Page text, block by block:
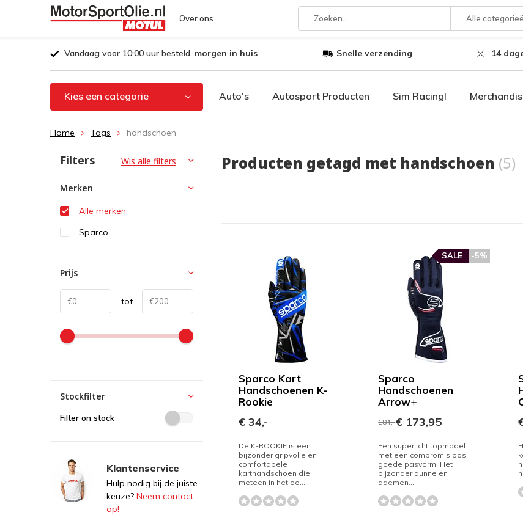
Over ons Alle
Vandaag voor 10:00 uur besteld, morgen in huis Snelle verzending 14
Kies een categorie Auto's Autosport Producten Sim Racing!
Home Tags handschoen
Producten getagd met handschoen (5)
Sparco Kart
Handschoenen K-
Rookie
€ 34,-
De K-ROOKIE is een
bijzonder gripvolle en
comfortabele
karthandschoen die
meteen in het oo...
Sparco
Handschoenen
Arrow+
-5%
SALE
184,-€ 173,95
Een superlicht topmodel
met een compromisloos
goede pasvorm. Het
bijzonder dunne en
ademen...
Filters Wis alle filters
Merken
Alle merken
Sparco
Prijs
tot
Stockfilter
Filter on stock
Klantenservice
Hulp nodig bij de juiste
keuze? Neem contact
op!